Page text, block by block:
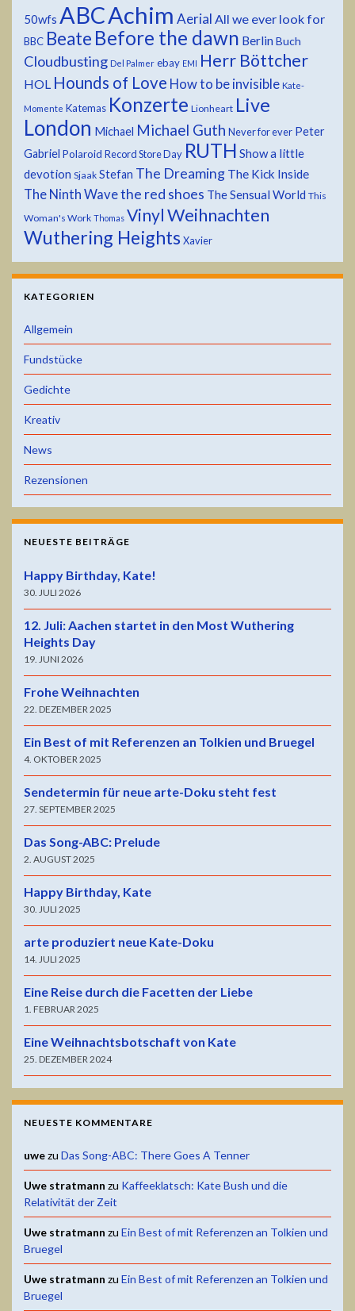
50wfs ABCAchim Aerial All we ever look for
BBC Beate Before the dawn Berlin Buch
Cloudbusting Del Palmer ebay EMI Herr Böttcher
HOL Hounds of Love How to be invisible Kate-
Momente Katemas Konzerte Lionheart Live
London Michael Michael Guth Never for ever Peter
Gabriel Polaroid Record Store Day RUTH Show a little
devotion Sjaak Stefan The Dreaming The Kick Inside
The Ninth Wavethe red shoes The Sensual World This
Woman's Work Thomas VinylWeihnachten
Wuthering Heights Xavier
KATEGORIEN
Allgemein
Fundstücke
Gedichte
Kreativ
News
Rezensionen
NEUESTE BEITRÄGE
Happy Birthday, Kate!
30. JULI 2026
12. Juli: Aachen startet in den Most Wuthering
Heights Day
19. JUNI 2026
Frohe Weihnachten
22. DEZEMBER 2025
Ein Best of mit Referenzen an Tolkien und Bruegel
4. OKTOBER 2025
Sendetermin für neue arte-Doku steht fest
27. SEPTEMBER 2025
Das Song-ABC: Prelude
2. AUGUST 2025
Happy Birthday, Kate
30. JULI 2025
arte produziert neue Kate-Doku
14. JULI 2025
Eine Reise durch die Facetten der Liebe
1. FEBRUAR 2025
Eine Weihnachtsbotschaft von Kate
25. DEZEMBER 2024
NEUESTE KOMMENTARE
uwezu Das Song-ABC: There Goes A Tenner
Uwe stratmann zu Kaffeeklatsch: Kate Bush und die
Relativität der Zeit
Uwe stratmann zu Ein Best of mit Referenzen an Tolkien und
Bruegel
Uwe stratmann zu Ein Best of mit Referenzen an Tolkien und
Bruegel